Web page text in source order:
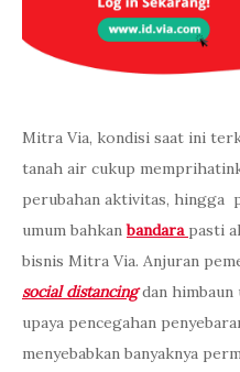
Mitra Via, kondisi saat ini
tanah air cukup
perubahan aktivitas, hingga
umum bahkanbandara pasti
bisnis Mitra Via. Anjuran
social distancingdan himbaun
upaya pencegahan
menyebabkan banyaknya